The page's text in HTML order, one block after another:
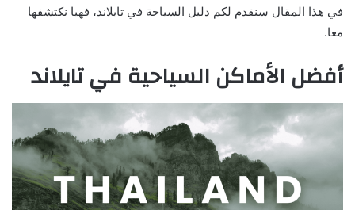
في هذا المقال سنقدم لكم دليل السياحة في تايلاند، فهيا نكتشفها
معا.
أفضل الأماكن السياحية في تايلاند